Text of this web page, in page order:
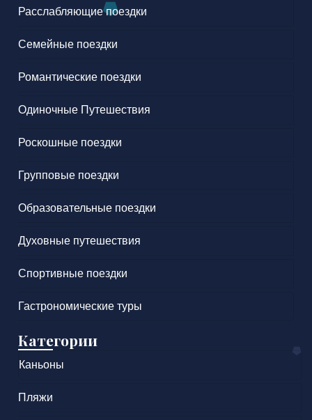
Расслабляющие поездки
Семейные поездки
Романтические поездки
Одиночные Путешествия
Роскошные поездки
Групповые поездки
Образовательные поездки
Духовные путешествия
Спортивные поездки
Гастрономические туры
Категории
Каньоны
Пляжи